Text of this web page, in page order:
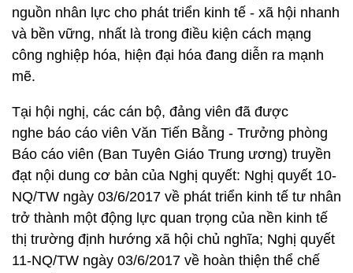
nguồn nhân lực cho phát triển kinh tế - xã hội nhanh
và bền vững, nhất là trong điều kiện cách mạng
công nghiệp hóa, hiện đại hóa đang diễn ra mạnh
mẽ.
Tại hội nghị, các cán bộ, đảng viên đã được
nghe báo cáo viên Văn Tiến Bằng - Trưởng phòng
Báo cáo viên (Ban Tuyên Giáo Trung ương) truyền
đạt nội dung cơ bản của Nghị quyết: Nghị quyết 10-
NQ/TW ngày 03/6/2017 về phát triển kinh tế tư nhân
trở thành một động lực quan trọng của nền kinh tế
thị trường định hướng xã hội chủ nghĩa; Nghị quyết
11-NQ/TW ngày 03/6/2017 về hoàn thiện thể chế